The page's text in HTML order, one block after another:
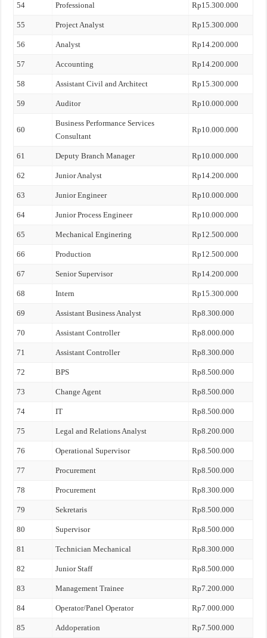
54 Professional Rp15.300.000
55 Project Analyst Rp15.300.000
56 Analyst Rp14.200.000
57 Accounting Rp14.200.000
58 Assistant Civil and Architect Rp15.300.000
59 Auditor Rp10.000.000
60
Business Performance Services
Consultant
Rp10.000.000
61 Deputy Branch Manager Rp10.000.000
62 Junior Analyst Rp14.200.000
63 Junior Engineer Rp10.000.000
64 Junior Process Engineer Rp10.000.000
65 Mechanical Enginering Rp12.500.000
66 Production Rp12.500.000
67 Senior Supervisor Rp14.200.000
68 Intern Rp15.300.000
69 Assistant Business Analyst Rp8.300.000
70 Assistant Controller Rp8.000.000
71 Assistant Controller Rp8.300.000
72 BPS Rp8.500.000
73 Change Agent Rp8.500.000
74 IT Rp8.500.000
75 Legal and Relations Analyst Rp8.200.000
76 Operational Supervisor Rp8.500.000
77 Procurement Rp8.500.000
78 Procurement Rp8.300.000
79 Sekretaris Rp8.500.000
80 Supervisor Rp8.500.000
81 Technician Mechanical Rp8.300.000
82 Junior Staff Rp8.500.000
83 Management Trainee Rp7.200.000
84 Operator/Panel Operator Rp7.000.000
85 Addoperation Rp7.500.000